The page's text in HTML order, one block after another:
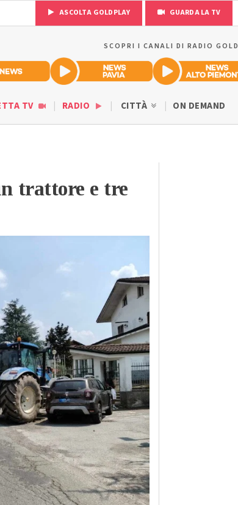
ASCOLTA GOLDPLAY GUARDA LA TV
SCOPRI I CANALI DI RADIO GOLD
TV RADIO CITTÀ ON DEMAND
trattore e tre